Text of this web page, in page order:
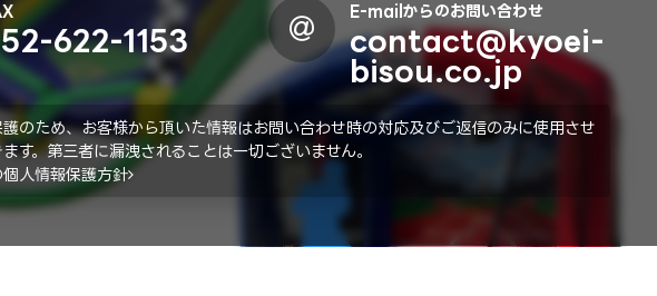
622-1153
E-mailからのお問い合わせ
contact@kyoei-
bisou.co.jp
のため、お客様から頂いた情報はお問い合わせ時の対応及びご返信のみに使用させ
す。第三者に漏洩されることは一切ございません。
人情報保護方針